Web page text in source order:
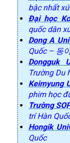
bậc nhất
Đại học
quốc dân
Dong A
Quốc – 동
Dongguk
Trường Du
Keimyung
phim học
Trường
trí Hàn
Hongik
Quốc